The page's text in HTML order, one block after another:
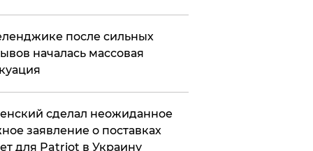
после сильных
началась массовая
сделал неожиданное
заявление о поставках
для Patriot в Украину